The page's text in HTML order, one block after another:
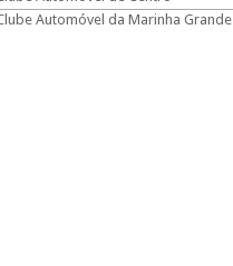
Automóvel da Marinha Grande